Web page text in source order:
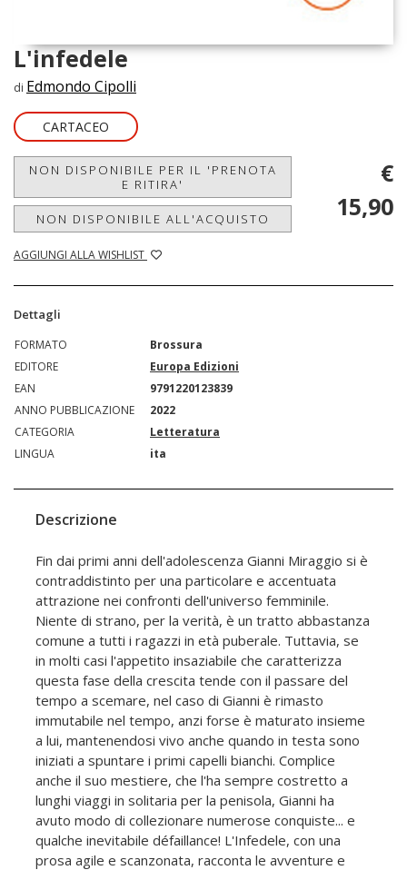
L'infedele
di Edmondo Cipolli
CARTACEO
NON DISPONIBILE PER IL 'PRENOTA
E RITIRA'
NON DISPONIBILE ALL'ACQUISTO
AGGIUNGI ALLA WISHLIST
€
15,90
Dettagli
FORMATO
Brossura
EDITORE
Europa Edizioni
EAN
9791220123839
ANNO PUBBLICAZIONE
2022
CATEGORIA
Letteratura
LINGUA
ita
Descrizione
Fin dai primi anni dell'adolescenza Gianni Miraggio si è
contraddistinto per una particolare e accentuata
attrazione nei confronti dell'universo femminile.
Niente di strano, per la verità, è un tratto abbastanza
comune a tutti i ragazzi in età puberale. Tuttavia, se
in molti casi l'appetito insaziabile che caratterizza
questa fase della crescita tende con il passare del
tempo a scemare, nel caso di Gianni è rimasto
immutabile nel tempo, anzi forse è maturato insieme
a lui, mantenendosi vivo anche quando in testa sono
iniziati a spuntare i primi capelli bianchi. Complice
anche il suo mestiere, che l'ha sempre costretto a
lunghi viaggi in solitaria per la penisola, Gianni ha
avuto modo di collezionare numerose conquiste... e
qualche inevitabile défaillance! L'Infedele, con una
prosa agile e scanzonata, racconta le avventure e